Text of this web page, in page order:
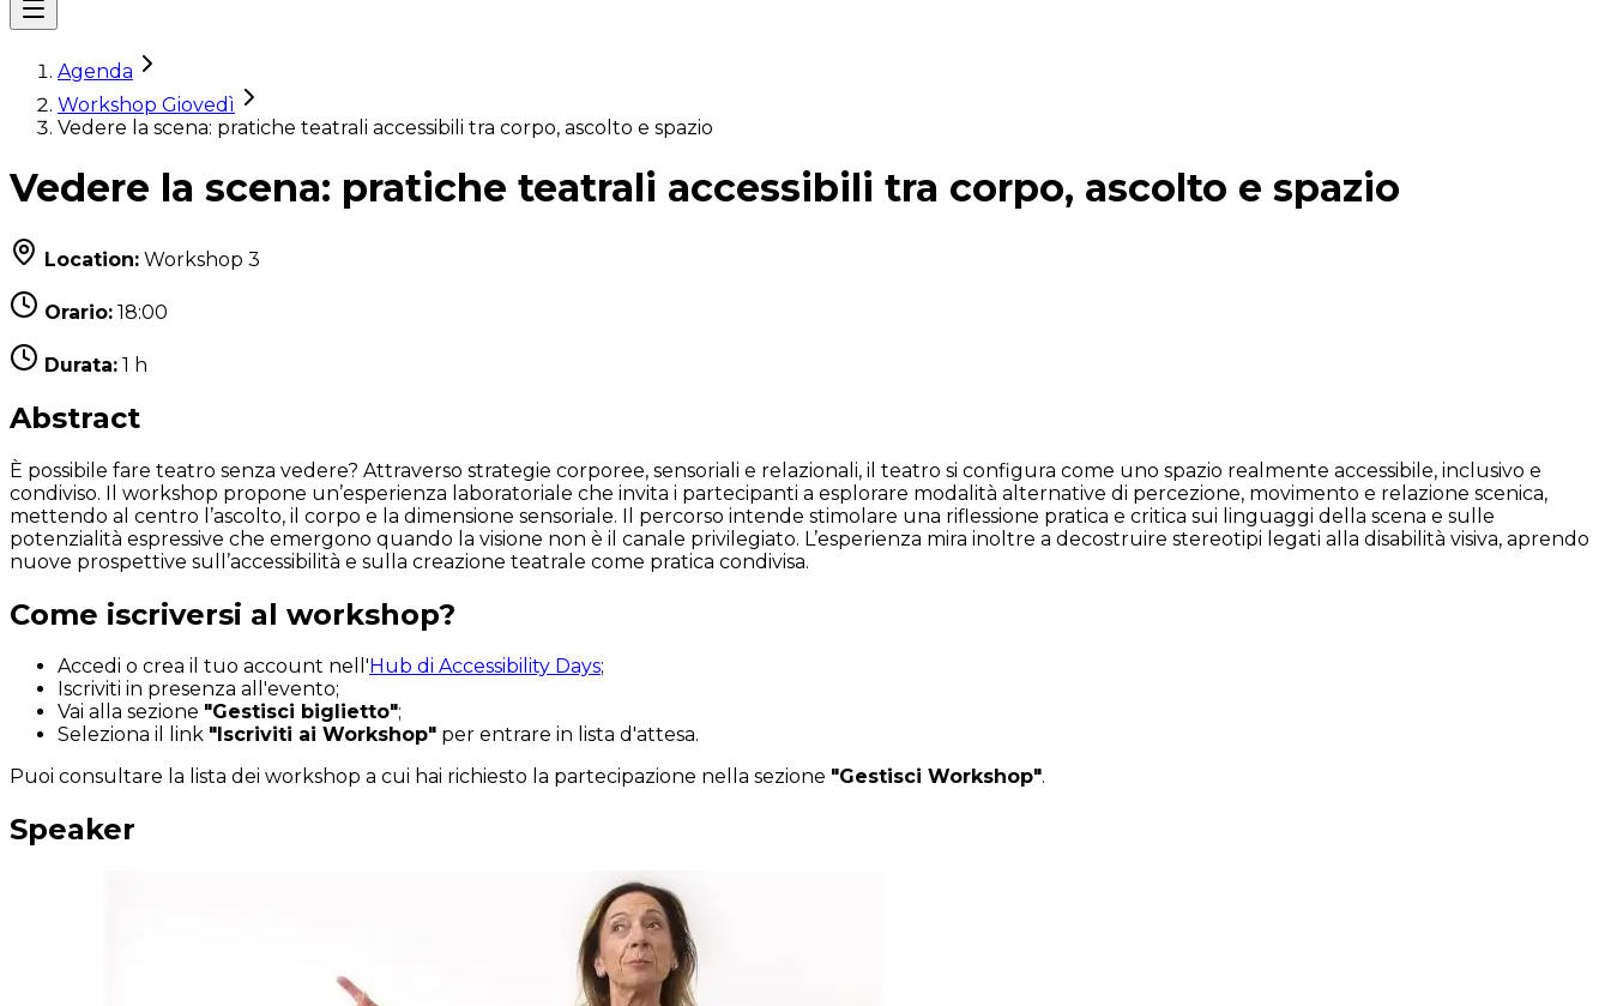
Agenda
Workshop Giovedì
Vedere la scena: pratiche teatrali accessibili tra corpo, ascolto e spazio
Vedere la scena: pratiche teatrali accessibili tra corpo, ascolto e spazio
Location: Workshop 3
Orario: 18:00
Durata: 1 h
Abstract
È possibile fare teatro senza vedere? Attraverso strategie corporee, sensoriali e relazionali, il teatro si configura come uno spazio realmente accessibile, inclusivo e
condiviso. Il workshop propone un’esperienza laboratoriale che invita i partecipanti a esplorare modalità alternative di percezione, movimento e relazione scenica,
mettendo al centro l’ascolto, il corpo e la dimensione sensoriale. Il percorso intende stimolare una riflessione pratica e critica sui linguaggi della scena e sulle
potenzialità espressive che emergono quando la visione non è il canale privilegiato. L’esperienza mira inoltre a decostruire stereotipi legati alla disabilità visiva, aprendo
nuove prospettive sull’accessibilità e sulla creazione teatrale come pratica condivisa.
Come iscriversi al workshop?
Accedi o crea il tuo account nell' Hub di Accessibility Days;
Iscriviti in presenza all'evento;
Vai alla sezione "Gestisci biglietto";
Seleziona il link "Iscriviti ai Workshop" per entrare in lista d'attesa.
Puoi consultare la lista dei workshop a cui hai richiesto la partecipazione nella sezione "Gestisci Workshop".
Speaker